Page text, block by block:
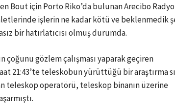
Bout için Porto Riko’da bulunanArecibo Radyo
işlerin ne kadar kötü ve beklenmedik
bir hatırlatıcısı olmuş durumda.
çoğunu gözlem çalışması yaparak geçiren
21:43’te teleskobun yürüttüğü bir araştırma
teleskop operatörü, teleskop binanın üzerine